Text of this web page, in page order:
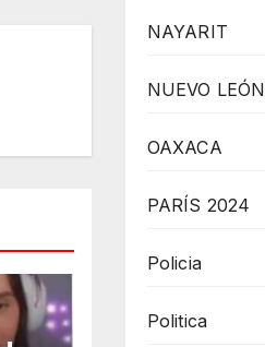
NAYARIT
NUEVO LEÓN
OAXACA
PARÍS 2024
Policia
Politica